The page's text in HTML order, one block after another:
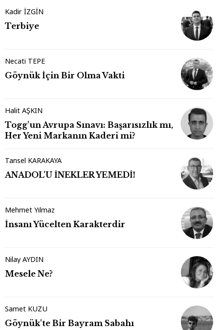
Kadir İZGİN
Terbiye
Necati TEPE
Göynük İçin Bir Olma Vakti
Halit AŞKIN
Togg'un Avrupa Sınavı: Başarısızlık mı,
Her Yeni Markanın Kaderi mi?
Tansel KARAKAYA
ANADOL'U İNEKLER YEMEDİ!
Mehmet Yılmaz
İnsanı Yücelten Karakterdir
Nilay AYDIN
Mesele Ne?
Samet KUZU
Göynük'te Bir Bayram Sabahı